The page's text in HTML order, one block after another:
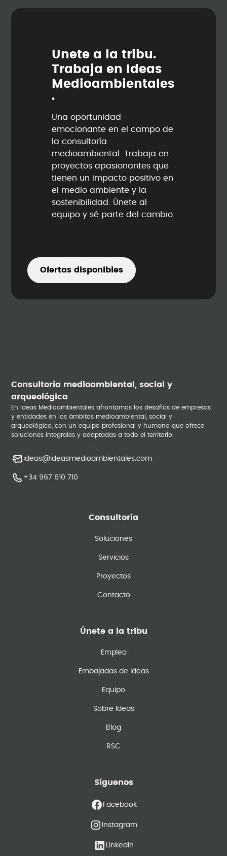
Únete a la tribu.
Trabaja en Ideas
Medioambienta les
.
Una oportunidad
emocionante en el campo de
la consultoría
medioambiental. Trabaja en
proyectos apasionantes que
tienen un impacto positivo en
el medio ambiente y la
sostenibilidad. Únete al
equipo y sé parte del cambio.
Ofertas disponibles
Consultoría medioambiental, social y
arqueológica
En Ideas Medioambientales afrontamos los desafíos de empresas
y entidades en los ámbitos medioambiental, social y
arqueológico, con un equipo profesional y humano que ofrece
soluciones integrales y adaptadas a todo el territorio.
ideas@ideasmedioambientales.com
+34 967 610 710
Consultoría
Soluciones
Servicios
Proyectos
Contacto
Únete a la tribu
Empleo
Embajadas de Ideas
Equipo
Sobre Ideas
Blog
RSC
Síguenos
Facebook
Instagram
LinkedIn